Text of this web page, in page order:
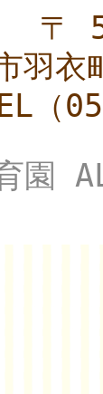
〒
羽衣
（
園